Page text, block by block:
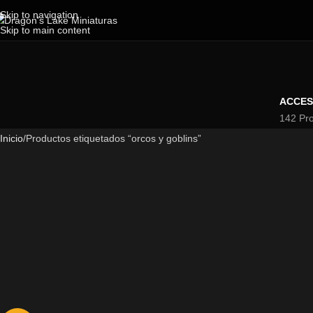
Skip to navigation
Skip to main content
142
Inicio Productos etiquetados “orcos y goblins”